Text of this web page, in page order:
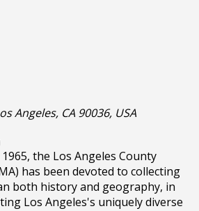
Angeles, CA 90036, USA
the Los Angeles County
has been devoted to collecting
both history and geography, in
Los Angeles's uniquely diverse